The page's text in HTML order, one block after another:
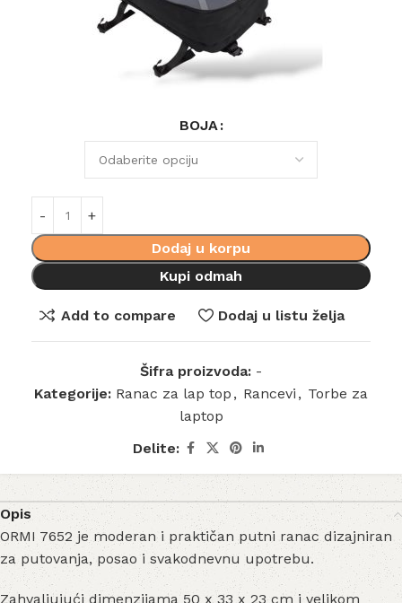
BOJA
Dodaj u korpu
Kupi odmah
Add to compare Dodaj u listu želja
Šifra proizvoda: -
Kategorije: Ranac za lap top , Rancevi , Torbe za
laptop
Delite:
Opis
ORMI 7652 je moderan i praktičan putni ranac dizajniran
za putovanja, posao i svakodnevnu upotrebu.
Zahvaljujući dimenzijama 50 x 33 x 23 cm i velikom